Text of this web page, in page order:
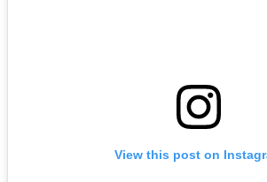
View this post on